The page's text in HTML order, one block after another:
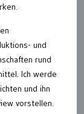
und
rund
Ich werde
und ihn
vorstellen.